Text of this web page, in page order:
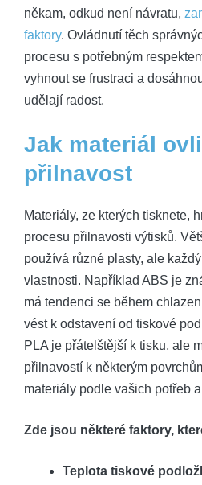
někam, odkud není návratu,
faktory. Ovládnutí těch
procesu s potřebným
vyhnout se frustraci a
udělají radost.
Jak materiál
přilnavost
Materiály, ze kterých tisknete,
procesu přilnavosti výtisků.
používá různé plasty, ale
vlastnosti. Například ABS je
má tendenci se během
vést k odstavení od tiskové
PLA je přátelštější k tisku, ale
přilnavostí k některým
materiály podle vašich potřeb
Zde jsou některé faktory,
Teplota tiskové